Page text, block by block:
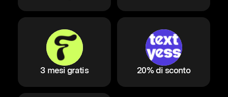
3 mesi gratis 20% di sconto